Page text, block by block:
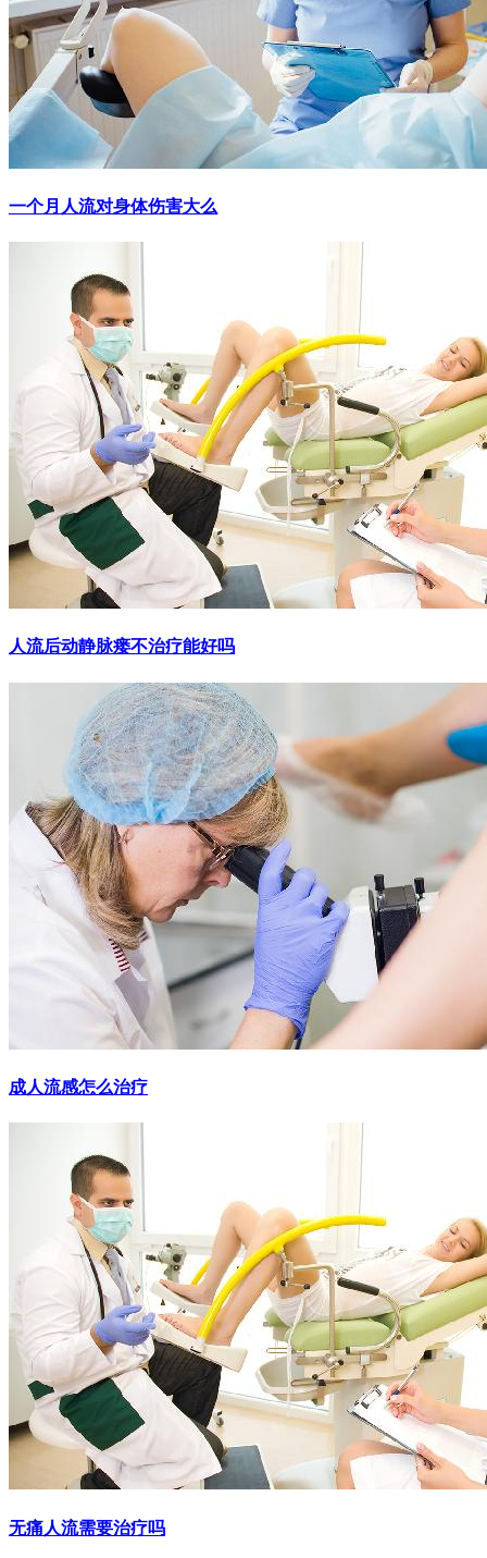
一个月人流对身体伤害大么
人流后动静脉瘘不治疗能好吗
成人流感怎么治疗
无痛人流需要治疗吗